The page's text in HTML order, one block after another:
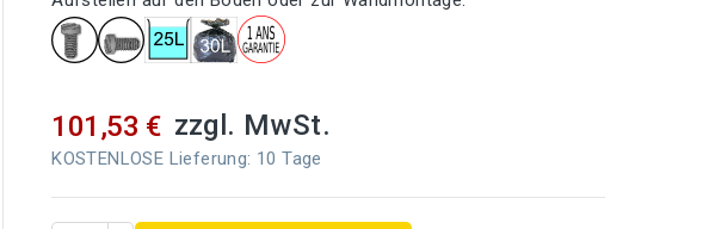
101,53 € zzgl. MwSt.
KOSTENLOSE Lieferung: 10 Tage